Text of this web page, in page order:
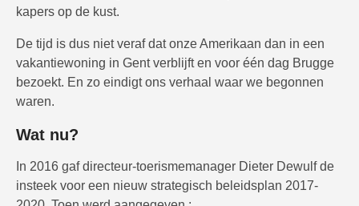
kapers op de kust.
De tijd is dus niet veraf dat onze Amerikaan dan in een
vakantiewoning in Gent verblijft en voor één dag Brugge
bezoekt. En zo eindigt ons verhaal waar we begonnen
waren.
Wat nu?
In 2016 gaf directeur-toerismemanager Dieter Dewulf de
insteek voor een nieuw strategisch beleidsplan 2017-